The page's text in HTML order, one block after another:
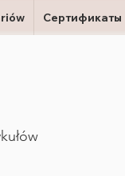
Сертификаты